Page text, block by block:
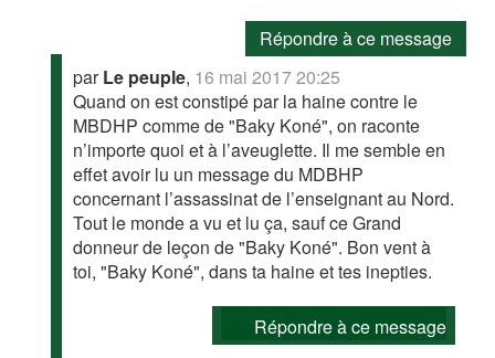
Répondre à ce message
parLe peuple, 16 mai 2017 20:25
Quand on est constipé par la haine contre le
MBDHP comme de "Baky Koné", on raconte
n’importe quoi et à l’aveuglette. Il me semble en
effet avoir lu un message du MDBHP
concernant l’assassinat de l’enseignant au Nord.
Tout le monde a vu et lu ça, sauf ce Grand
donneur de leçon de "Baky Koné". Bon vent à
toi, "Baky Koné", dans ta haine et tes inepties.
Répondre à ce message